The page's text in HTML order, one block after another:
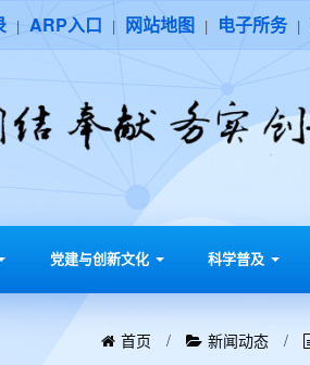
| ARP入口 | 网站地图 | 电子所务 |
党建与创新文化 科学普及
首页 / 新闻动态 /